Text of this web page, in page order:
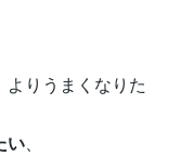
りうまくなりた
い、